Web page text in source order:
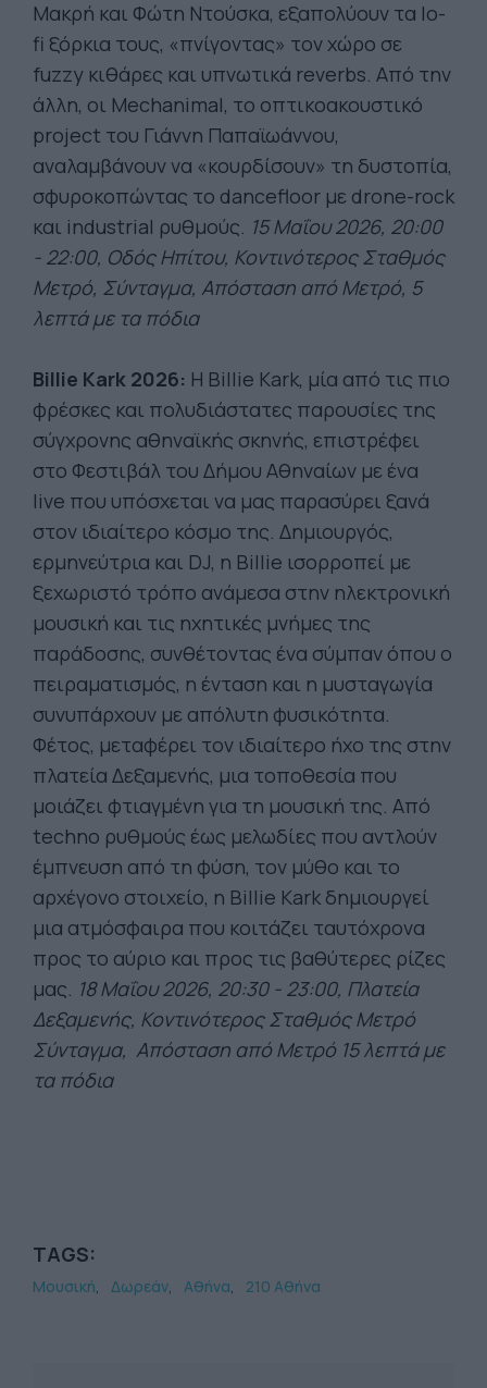
Μακρή και Φώτη Ντούσκα, εξαπολύουν τα lo-
fi ξόρκια τους, «πνίγοντας» τον χώρο σε
fuzzy κιθάρες και υπνωτικά reverbs. Από την
άλλη, οι Mechanimal, το οπτικοακουστικό
project του Γιάννη Παπαϊωάννου,
αναλαμβάνουν να «κουρδίσουν» τη δυστοπία,
σφυροκοπώντας το dancefloor με drone-rock
και industrial ρυθμούς. 15 Μαΐου 2026, 20:00
- 22:00, Οδός Ηπίτου, Κοντινότερος Σταθμός
Μετρό, Σύνταγμα, Απόσταση από Μετρό, 5
λεπτά με τα πόδια
Billie Kark 2026: Η Billie Kark, μία από τις πιο
φρέσκες και πολυδιάστατες παρουσίες της
σύγχρονης αθηναϊκής σκηνής, επιστρέφει
στο Φεστιβάλ του Δήμου Αθηναίων με ένα
live που υπόσχεται να μας παρασύρει ξανά
στον ιδιαίτερο κόσμο της. Δημιουργός,
ερμηνεύτρια και DJ, η Billie ισορροπεί με
ξεχωριστό τρόπο ανάμεσα στην ηλεκτρονική
μουσική και τις ηχητικές μνήμες της
παράδοσης, συνθέτοντας ένα σύμπαν όπου ο
πειραματισμός, η ένταση και η μυσταγωγία
συνυπάρχουν με απόλυτη φυσικότητα.
Φέτος, μεταφέρει τον ιδιαίτερο ήχο της στην
πλατεία Δεξαμενής, μια τοποθεσία που
μοιάζει φτιαγμένη για τη μουσική της. Από
techno ρυθμούς έως μελωδίες που αντλούν
έμπνευση από τη φύση, τον μύθο και το
αρχέγονο στοιχείο, η Billie Kark δημιουργεί
μια ατμόσφαιρα που κοιτάζει ταυτόχρονα
προς το αύριο και προς τις βαθύτερες ρίζες
μας. 18 Μαΐου 2026, 20:30 - 23:00, Πλατεία
Δεξαμενής, Κοντινότερος Σταθμός Μετρό
Σύνταγμα, Απόσταση από Μετρό 15 λεπτά με
τα πόδια
TAGS:
Μουσική Δωρεάν Αθήνα 210 Αθήνα